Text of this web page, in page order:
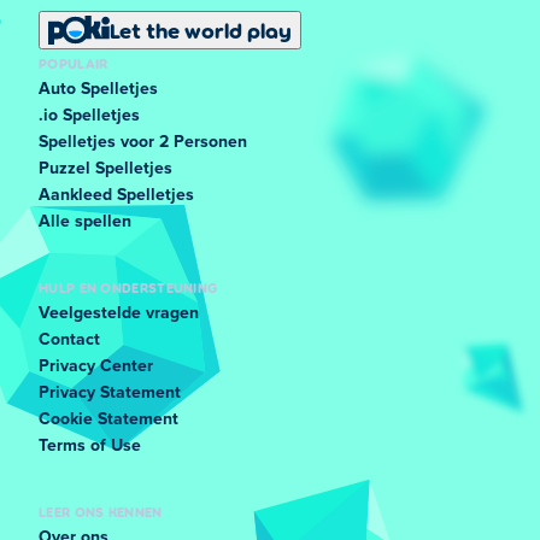
Let the world play
POPULAIR
Auto Spelletjes
.io Spelletjes
Spelletjes voor 2 Personen
Puzzel Spelletjes
Aankleed Spelletjes
Alle spellen
HULP EN ONDERSTEUNING
Veelgestelde vragen
Contact
Privacy Center
Privacy Statement
Cookie Statement
Terms of Use
LEER ONS KENNEN